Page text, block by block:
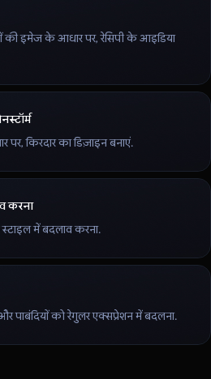
की इमेज के आधार पर, रेसिपी के आइडिया
किरदार का डिज़ाइन बनाएं.
करना
में बदलाव करना.
पाबंदियों को रेगुलर एक्सप्रेशन में बदलना.